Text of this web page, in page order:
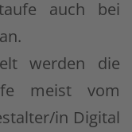
auch bei
werden die
meist vom
in Digital